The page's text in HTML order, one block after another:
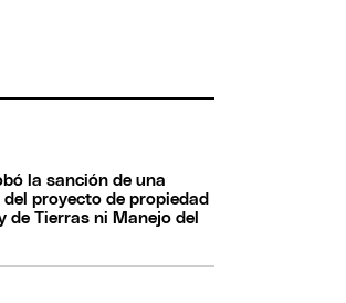
la sanción de una
proyecto de propiedad
de Tierras ni Manejo del